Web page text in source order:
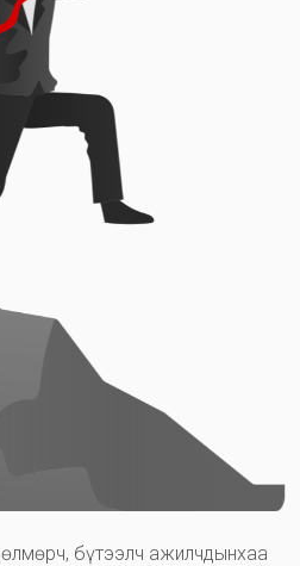
өлмөрч, бүтээлч ажилчдынхаа